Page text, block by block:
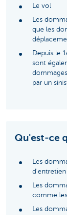
Le vol
Les
que les
Depuis le
sont
par un
Qu'est-ce
Les
d'entretien
Les
comme
Les